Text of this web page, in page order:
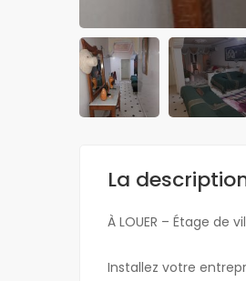
La
À LOUER – Étage
Installez votre